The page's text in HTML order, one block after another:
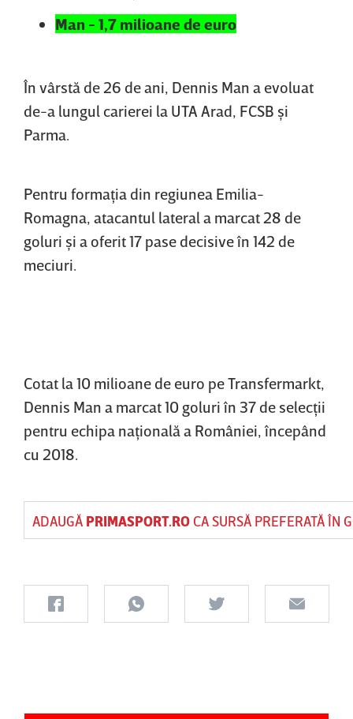
Man - 1,7 milioane de euro
În vârstă de 26 de ani, Dennis Man a evoluat
de-a lungul carierei la UTA Arad, FCSB şi
Parma.
Pentru formaţia din regiunea Emilia-
Romagna, atacantul lateral a marcat 28 de
goluri şi a oferit 17 pase decisive în 142 de
meciuri.
Cotat la 10 milioane de euro pe Transfermarkt,
Dennis Man a marcat 10 goluri în 37 de selecţii
pentru echipa naţională a României, începând
cu 2018.
ADAUGĂ PRIMASPORT.ROCA SURSĂ PREFERATĂ ÎN